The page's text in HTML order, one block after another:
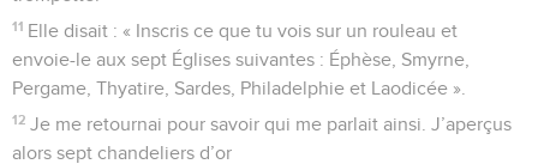
11 Elle disait : « Inscris ce que tu vois sur un rouleau et
envoie-le aux sept Églises suivantes : Éphèse, Smyrne,
Pergame, Thyatire, Sardes, Philadelphie et Laodicée ».
12 Je me retournai pour savoir qui me parlait ainsi. J’aperçus
alors sept chandeliers d’or